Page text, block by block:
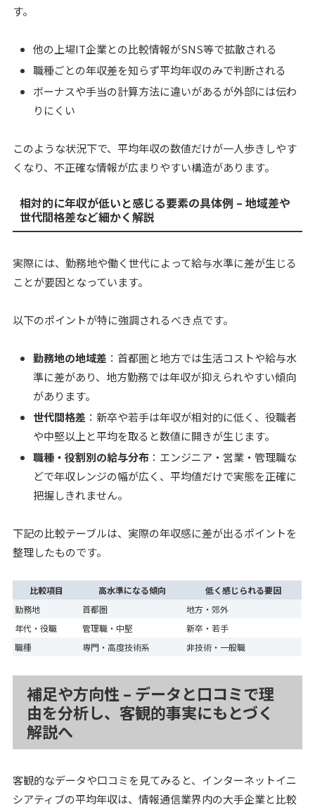
す。
他の上場IT企業との比較情報がSNS等で拡散される
職種ごとの年収差を知らず平均年収のみで判断される
ボーナスや手当の計算方法に違いがあるが外部には伝わ
りにくい
このような状況下で、平均年収の数値だけが一人歩きしやす
くなり、不正確な情報が広まりやすい構造があります。
相対的に年収が低いと感じる要素の具体例 – 地域差や
世代間格差など細かく解説
実際には、勤務地や働く世代によって給与水準に差が生じる
ことが要因となっています。
以下のポイントが特に強調されるべき点です。
勤務地の地域差 ：首都圏と地方では生活コストや給与水
準に差があり、地方勤務では年収が抑えられやすい傾向
があります。
世代間格差 ：新卒や若手は年収が相対的に低く、役職者
や中堅以上と平均を取ると数値に開きが生じます。
職種・役割別の給与分布 ：エンジニア・営業・管理職な
どで年収レンジの幅が広く、平均値だけで実態を正確に
把握しきれません。
下記の比較テーブルは、実際の年収感に差が出るポイントを
整理したものです。
比較項目 高水準になる傾向
低く感じられる要因
勤務地
首都圏
地方・郊外
年代・役職
管理職・中堅
新卒・若手
職種
専門・高度技術系 非技術・一般職
補足や方向性 – データと口コミで理
由を分析し、客観的事実にもとづく
解説へ
客観的なデータや口コミを見てみると、インターネットイニ
シアティブの平均年収は、情報通信業界内の大手企業と比較